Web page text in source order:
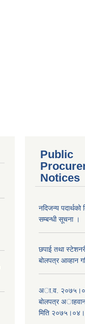
Public
Notices
नदिजन्य पदार्थको
सम्बन्धी सूचना ।
छपाई तथा
बोलपत्र आव्हान
अा.व.
बाेलपत्र
मिति